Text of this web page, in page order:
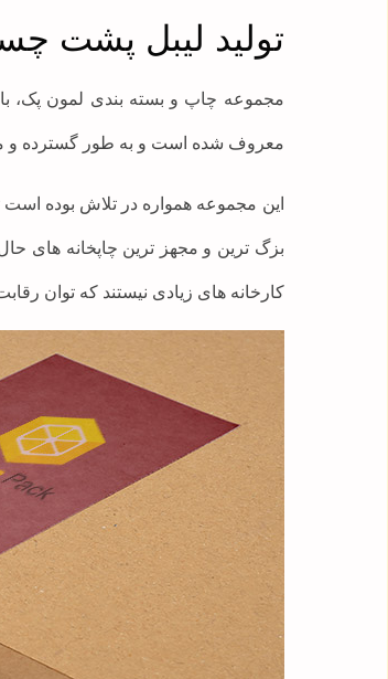
تولید لیبل پشت
معروف شده است و به طور گسترده و
این مجموعه همواره در تلاش بوده است
بزگ ترین و مجهز ترین چاپخانه های
کارخانه های زیادی نیستند که توان